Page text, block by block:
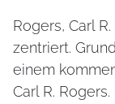
Rogers, Carl
zentriert.
einem
Carl R.